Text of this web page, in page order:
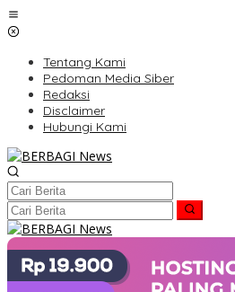
Lewati
ke
Tentang Kami
Pedoman Media Siber
Redaksi
Disclaimer
Hubungi Kami